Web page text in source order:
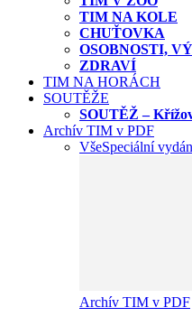
TIM NA KOLE
CHUŤOVKA
OSOBNOSTI,
ZDRAVÍ
TIM NA HORÁCH
SOUTĚŽE
SOUTĚŽ –
Archív TIM v PDF
VšeSpeciální
Archív TIM v PDF